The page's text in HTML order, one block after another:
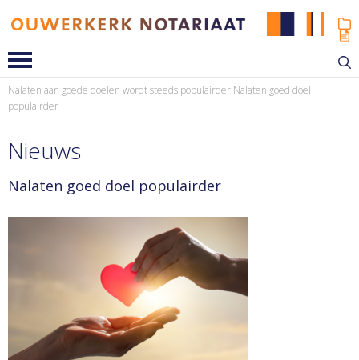
Nalaten aan goede doelen wordt steeds populairder Nalaten goed doel
populairder
Nieuws
Nalaten goed doel populairder